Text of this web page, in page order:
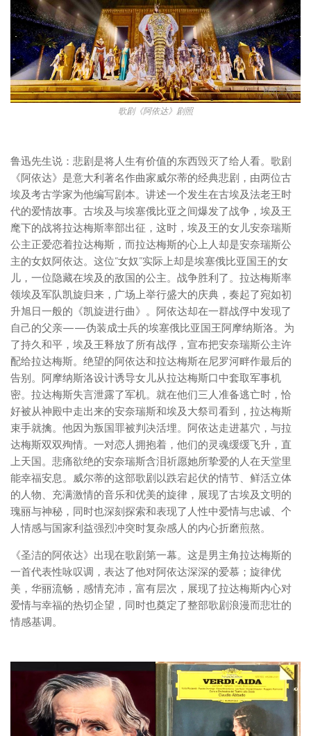
歌剧《阿依达》剧照
鲁迅先生说：悲剧是将人生有价值的东西毁灭了给人看。歌剧
《阿依达》是意大利著名作曲家威尔蒂的经典悲剧，由两位古
埃及考古学家为他编写剧本。讲述一个发生在古埃及法老王时
代的爱情故事。古埃及与埃塞俄比亚之间爆发了战争，埃及王
麾下的战将拉达梅斯率部出征，这时，埃及王的女儿安奈瑞斯
公主正爱恋着拉达梅斯，而拉达梅斯的心上人却是安奈瑞斯公
主的女奴阿依达。这位“女奴”实际上却是埃塞俄比亚国王的女
儿，一位隐藏在埃及的敌国的公主。战争胜利了。拉达梅斯率
领埃及军队凯旋归来，广场上举行盛大的庆典，奏起了宛如初
升旭日一般的《凯旋进行曲》。阿依达却在一群战俘中发现了
自己的父亲——伪装成士兵的埃塞俄比亚国王阿摩纳斯洛。为
了持久和平，埃及王释放了所有战俘，宣布把安奈瑞斯公主许
配给拉达梅斯。绝望的阿依达和拉达梅斯在尼罗河畔作最后的
告别。阿摩纳斯洛设计诱导女儿从拉达梅斯口中套取军事机
密。拉达梅斯失言泄露了军机。就在他们三人准备逃亡时，恰
好被从神殿中走出来的安奈瑞斯和埃及大祭司看到，拉达梅斯
束手就擒。他因为叛国罪被判决活埋。阿依达走进墓穴，与拉
达梅斯双双殉情。一对恋人拥抱着，他们的灵魂缓缓飞升，直
上天国。悲痛欲绝的安奈瑞斯含泪祈愿她所挚爱的人在天堂里
能幸福安息。威尔蒂的这部歌剧以跌宕起伏的情节、鲜活立体
的人物、充满激情的音乐和优美的旋律，展现了古埃及文明的
瑰丽与神秘，同时也深刻探索和表现了人性中爱情与忠诚、个
人情感与国家利益强烈冲突时复杂感人的内心折磨煎熬。
《圣洁的阿依达》出现在歌剧第一幕。这是男主角拉达梅斯的
一首代表性咏叹调，表达了他对阿依达深深的爱慕；旋律优
美，华丽流畅，感情充沛，富有层次，展现了拉达梅斯内心对
爱情与幸福的热切企望，同时也奠定了整部歌剧浪漫而悲壮的
情感基调。